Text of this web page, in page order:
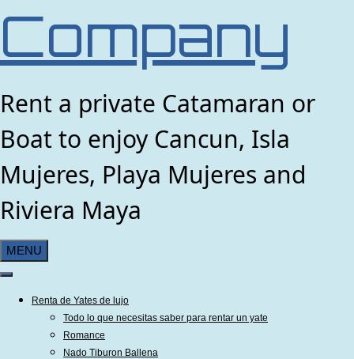
Company
Rent a private Catamaran or
Boat to enjoy Cancun, Isla
Mujeres, Playa Mujeres and
Riviera Maya
MENU
Renta de Yates de lujo
Todo lo que necesitas saber para rentar un yate
Romance
Nado Tiburon Ballena